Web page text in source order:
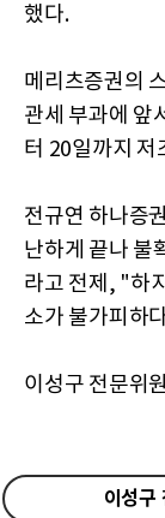
했다.
메리츠증권의
관세 부과에 앞
터 20일까지 저
전규연 하나증
난하게 끝나 불
라고 전제, "하
소가 불가피하
이성구 전문위
이성구